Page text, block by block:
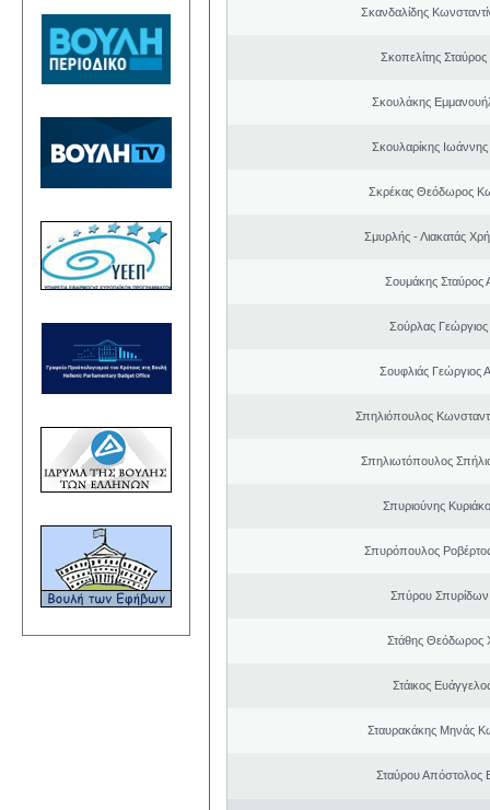
Σκανδαλίδης
Σκοπελίτης
Σκουλάκης
Σκουλαρίκης
Σκρέκας Θεόδωρος
Σμυρλής - Λιακατάς
Σουμάκης Σταύρος
Σούρλας
Σουφλιάς Γεώργιος
Σπηλιόπουλος
Σπηλιωτόπουλος
Σπυριούνης
Σπυρόπουλος
Σπύρου Σπυρίδων
Στάθης Θεόδωρος
Στάικος
Σταυρακάκης Μηνάς
Σταύρου Απόστολος